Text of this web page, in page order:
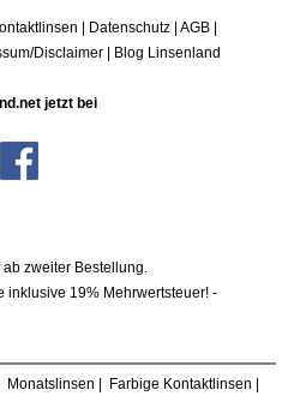
| Datenschutz| AGB|
Disclaimer | Blog Linsenland
jetzt bei
zweiter Bestellung.
inklusive 19% Mehrwertsteuer! -
Monatslinsen Farbige Kontaktlinsen